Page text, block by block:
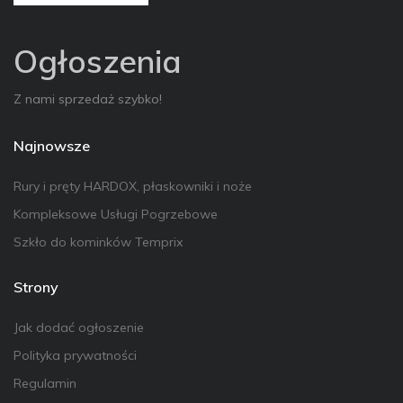
Ogłoszenia
Z nami sprzedaż szybko!
Najnowsze
Rury i pręty HARDOX, płaskowniki i noże
Kompleksowe Usługi Pogrzebowe
Szkło do kominków Temprix
Strony
Jak dodać ogłoszenie
Polityka prywatności
Regulamin